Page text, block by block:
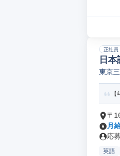
正社員
日
東京
〒
月
応
英語